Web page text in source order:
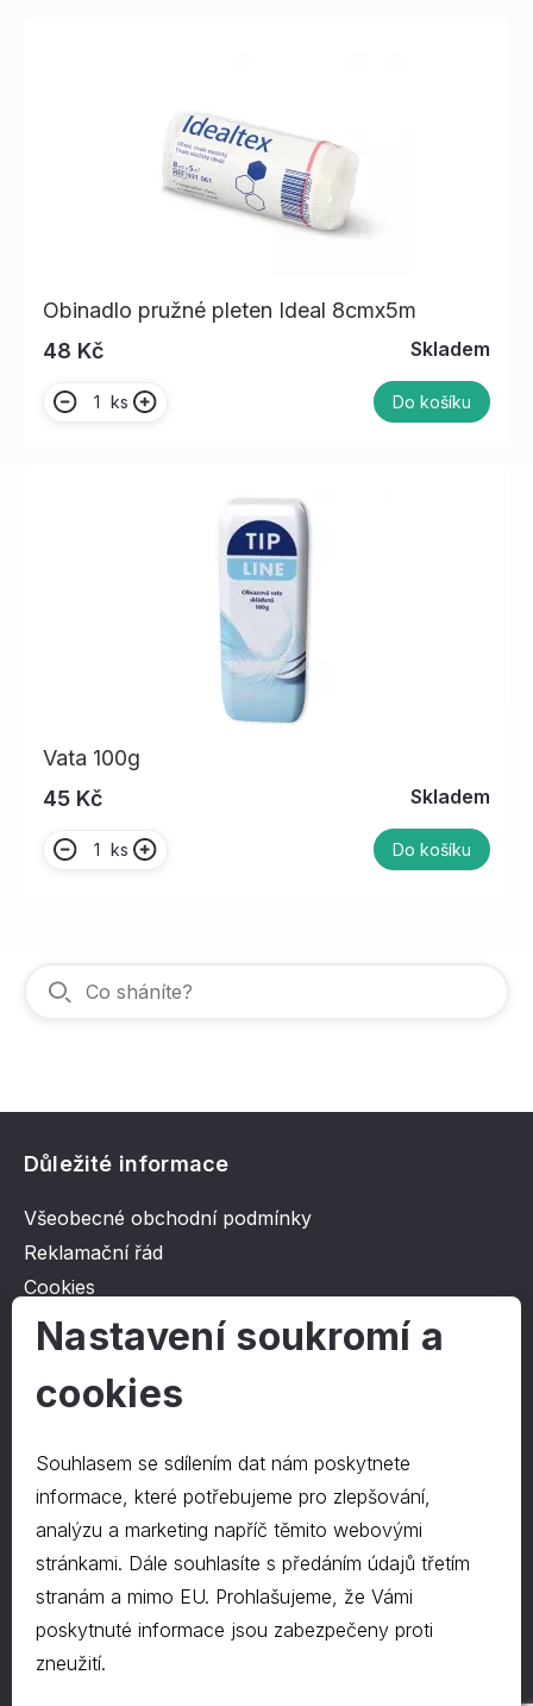
Obinadlo pružné pleten Ideal 8cmx5m
48 Kč
Skladem
ks Do košíku
Vata 100g
45 Kč
Skladem
ks Do košíku
Důležité informace
Všeobecné obchodní podmínky
Reklamační řád
Cookies
Ochrana osobních údajů
O společnosti
Kontakt
O nás
Kontakty
577 222 666
©2024 PD-HRAPA s.r.o.
Nastavení soukromí a
cookies
Souhlasem se sdílením dat nám poskytnete
informace, které potřebujeme pro zlepšování,
analýzu a marketing napříč těmito webovými
stránkami. Dále souhlasíte s předáním údajů třetím
stranám a mimo EU. Prohlašujeme, že Vámi
poskytnuté informace jsou zabezpečeny proti
zneužití.